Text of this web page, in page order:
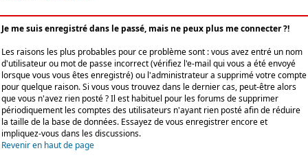
Je me suis enregistré dans le passé, mais ne peux plus me connecter ?!
Les raisons les plus probables pour ce problème sont : vous avez entré un nom
d'utilisateur ou mot de passe incorrect (vérifiez l'e-mail qui vous a été envoyé
lorsque vous vous êtes enregistré) ou l'administrateur a supprimé votre compte
pour quelque raison. Si vous vous trouvez dans le dernier cas, peut-être alors
que vous n'avez rien posté ? Il est habituel pour les forums de supprimer
périodiquement les comptes des utilisateurs n'ayant rien posté afin de réduire
la taille de la base de données. Essayez de vous enregistrer encore et
impliquez-vous dans les discussions.
Revenir en haut de page